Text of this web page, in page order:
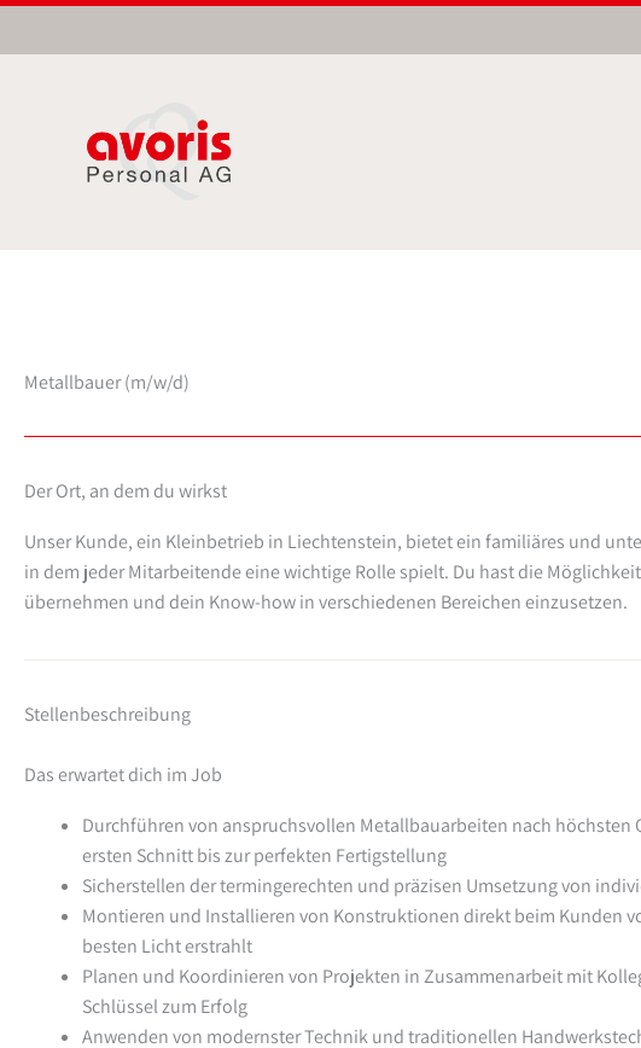
Inhalt
Metallbauer (m/w/d)
Der Ort, an dem du wirkst
Unser Kunde, ein Kleinbetrieb in Liechtenstein, bietet ein familiäres und
in dem jeder Mitarbeitende eine wichtige Rolle spielt. Du hast die
übernehmen und dein Know-how in verschiedenen Bereichen einzusetzen.
Stellenbeschreibung
Das erwartet dich im Job
Durchführen von anspruchsvollen Metallbauarbeiten nach höchsten
ersten Schnitt bis zur perfekten Fertigstellung
Sicherstellen der termingerechten und präzisen Umsetzung von
Montieren und Installieren von Konstruktionen direkt beim Kunden
besten Licht erstrahlt
Planen und Koordinieren von Projekten in Zusammenarbeit mit
Schlüssel zum Erfolg
Anwenden von modernster Technik und traditionellen